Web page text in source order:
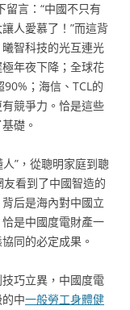
留言：“中國不只有
人愛慕了！”而這背
智科技的光互連光
年夜下降；全球花
；海信、TCL的
競爭力。恰是這些
礎。
人”，從聰明家庭到聰
看到了中國智造的
后是海內對中國立
是中國度電財產一
同的必定成果。
巧立異，中國度電
中一般勞工身體健